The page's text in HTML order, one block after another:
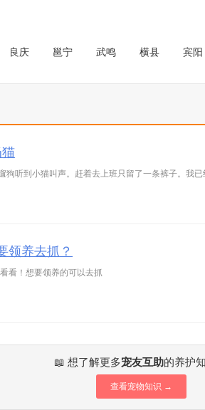
良庆 邕宁 武鸣 横县 宾阳
听到小猫叫声。赶着去上班只留了一条裤子。我
领养去抓？
看！想要领养的可以去抓
📖 想了解更多宠友互助的养护
查看宠物知识 →